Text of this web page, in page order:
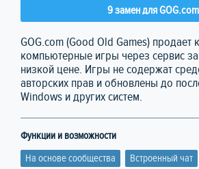
9 замен для GOG.com
GOG.com (Good Old Games) продает
компьютерные игры через сервис
низкой цене. Игры не содержат
авторских прав и обновлены до
Windows и других систем.
Функции и возможности
На основе сообщества
Встроенный чат